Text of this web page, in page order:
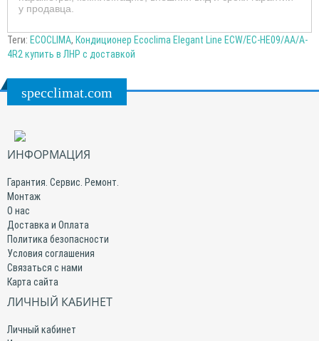
у продавца.
Теги: ECOCLIMA, Кондиционер Ecoclima Elegant Line ECW/EC-HE09/AA/A-
4R2 купить в ЛНР с доставкой
specclimat.com
ИНФОРМАЦИЯ
Гарантия. Сервис. Ремонт.
Монтаж
О нас
Доставка и Оплата
Политика безопасности
Условия соглашения
Связаться с нами
Карта сайта
ЛИЧНЫЙ КАБИНЕТ
Личный кабинет